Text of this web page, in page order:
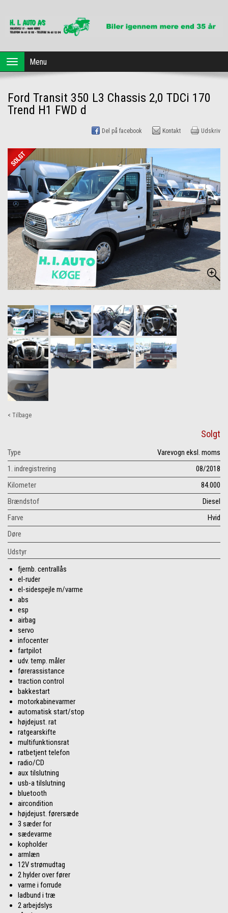
Forside
Dansk Erhvervsleasing
Kontakt os
Toggle
navigation
Menu
Ford Transit 350 L3 Chassis 2,0 TDCi 170
Trend H1 FWD d
Del på facebook Kontakt Udskriv
< Tilbage
Solgt
Type
Varevogn eksl. moms
1. indregistrering
08/2018
Kilometer
84.000
Brændstof
Diesel
Farve
Hvid
Døre
Udstyr
fjernb. centrallås
el-ruder
el-sidespejle m/varme
abs
esp
airbag
servo
infocenter
fartpilot
udv. temp. måler
førerassistance
traction control
bakkestart
motorkabinevarmer
automatisk start/stop
højdejust. rat
ratgearskifte
multifunktionsrat
ratbetjent telefon
radio/CD
aux tilslutning
usb-a tilslutning
bluetooth
aircondition
højdejust. førersæde
3 sæder for
sædevarme
kopholder
armlæn
12V strømudtag
2 hylder over fører
varme i forrude
ladbund i træ
2 arbejdslys